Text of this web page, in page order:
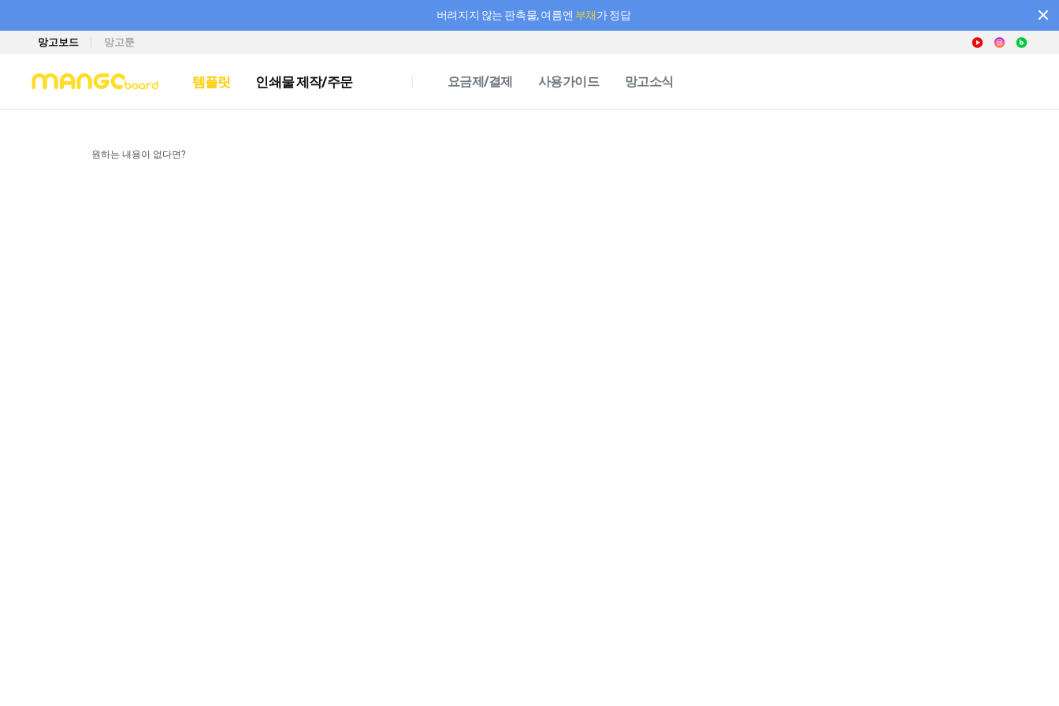
버려지지 않는 판촉물, 여름엔 부채가 정답
망고보드 망고툰
템플릿 인쇄물 제작/주문 요금제/결제 사용가이드 망고소식
원하는 내용이 없다면?